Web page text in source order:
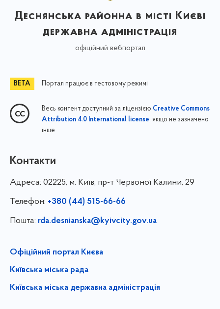
Деснянська районна в місті Києві
державна адміністрація
офіційний вебпортал
Портал працює в тестовому режимі
Весь контент доступний за ліцензією Creative Commons
Attribution 4.0 International license, якщо не зазначено
інше
Контакти
Адреса: 02225, м. Київ, пр-т Червоної Калини, 29
Телефон: +380 (44) 515-66-66
Пошта: rda.desnianska@kyivcity.gov.ua
Офіційний портал Києва
Київська міська рада
Київська міська державна адміністрація